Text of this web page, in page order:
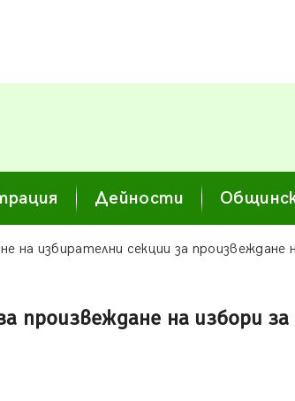
Дейности
на избирателни секции за
произвеждане на избори